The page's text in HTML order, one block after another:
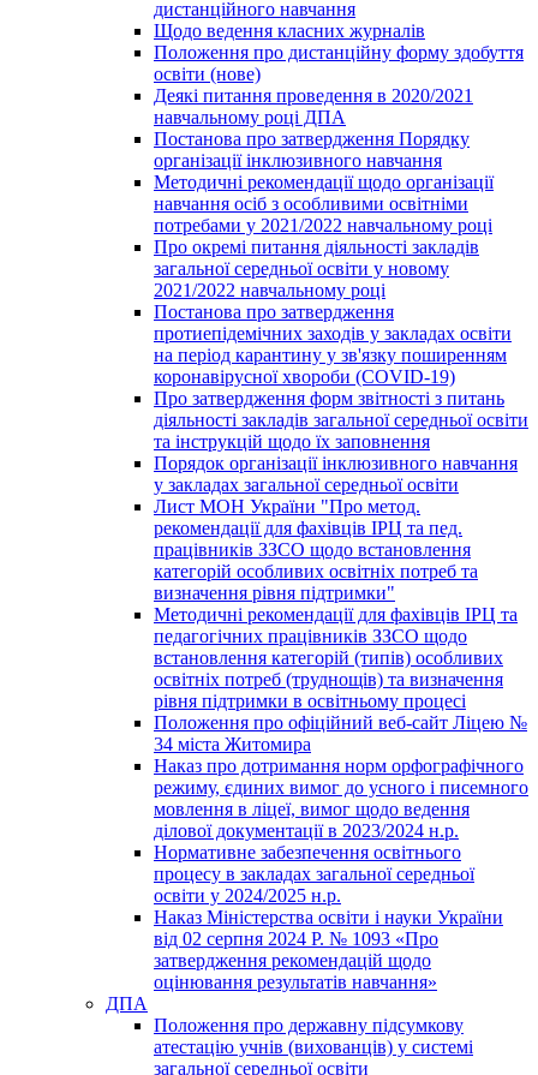
дистанційного навчання
Щодо ведення класних журналів
Положення про дистанційну форму здобуття
освіти (нове)
Деякі питання проведення в 2020/2021
навчальному році ДПА
Постанова про затвердження Порядку
організації інклюзивного навчання
Методичні рекомендації щодо організації
навчання осіб з особливими освітніми
потребами у 2021/2022 навчальному році
Про окремі питання діяльності закладів
загальної середньої освіти у новому
2021/2022 навчальному році
Постанова про затвердження
протиепідемічних заходів у закладах освіти
на період карантину у зв'язку поширенням
коронавірусної хвороби (COVID-19)
Про затвердження форм звітності з питань
діяльності закладів загальної середньої освіти
та інструкцій щодо їх заповнення
Порядок організації інклюзивного навчання
у закладах загальної середньої освіти
Лист МОН України "Про метод.
рекомендації для фахівців ІРЦ та пед.
працівників ЗЗСО щодо встановлення
категорій особливих освітніх потреб та
визначення рівня підтримки"
Методичні рекомендації для фахівців ІРЦ та
педагогічних працівників ЗЗСО щодо
встановлення категорій (типів) особливих
освітніх потреб (труднощів) та визначення
рівня підтримки в освітньому процесі
Положення про офіційний веб-сайт Ліцею №
34 міста Житомира
Наказ про дотримання норм орфографічного
режиму, єдиних вимог до усного і писемного
мовлення в ліцеї, вимог щодо ведення
ділової документації в 2023/2024 н.р.
Нормативне забезпечення освітнього
процесу в закладах загальної середньої
освіти у 2024/2025 н.р.
Наказ Міністерства освіти і науки України
від 02 серпня 2024 Р. № 1093 «Про
затвердження рекомендацій щодо
оцінювання результатів навчання»
ДПА
Положення про державну підсумкову
атестацію учнів (вихованців) у системі
загальної середньої освіти